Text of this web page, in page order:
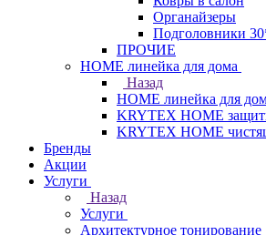
Органайзеры
Подголовники
ПРОЧИЕ
HOME линейка для дома
Назад
HOME линейка для
KRYTEX HOME
KRYTEX HOME
Бренды
Акции
Услуги
Назад
Услуги
Архитектурное тонирование